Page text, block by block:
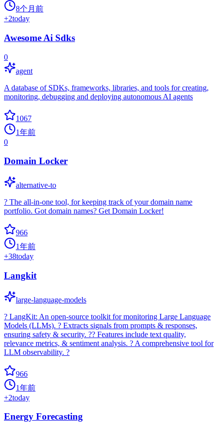
8个月前
+2today
Awesome Ai Sdks
0
agent
A database of SDKs, frameworks, libraries, and tools for creating,
monitoring, debugging and deploying autonomous AI agents
1067
1年前
0
Domain Locker
alternative-to
? The all-in-one tool, for keeping track of your domain name
portfolio. Got domain names? Get Domain Locker!
966
1年前
+38today
Langkit
large-language-models
? LangKit: An open-source toolkit for monitoring Large Language
Models (LLMs). ? Extracts signals from prompts & responses,
ensuring safety & security. ?? Features include text quality,
relevance metrics, & sentiment analysis. ? A comprehensive tool for
LLM observability. ?
966
1年前
+2today
Energy Forecasting